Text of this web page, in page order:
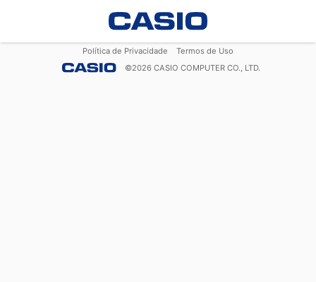
Política de Privacidade
Termos de Uso
©2026 CASIO COMPUTER CO., LTD.